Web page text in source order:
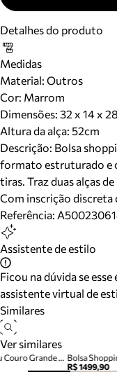
Detalhes do produto
Medidas
Material: Outros
Cor: Marrom
Dimensões: 32 x 14 x
Altura da alça: 52cm
Descrição: Bolsa
formato estruturado e
tiras. Traz duas alças
Com inscrição discreta
Referência:
Assistente de estilo
Ficou na dúvida se
assistente virtual de
Similares
Ver similares
R$ 1499,90
Bolsa Shopping Marrom Cacau Couro Grande Alça Corrente